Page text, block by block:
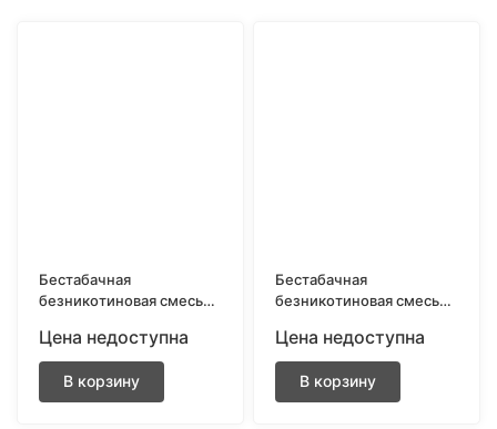
Бестабачная
безникотиновая смесь
250gr Груша с дыней
Цена недоступна
В корзину
Бестабачная
безникотиновая смесь
250gr Дыня с ананасом
Цена недоступна
В корзину